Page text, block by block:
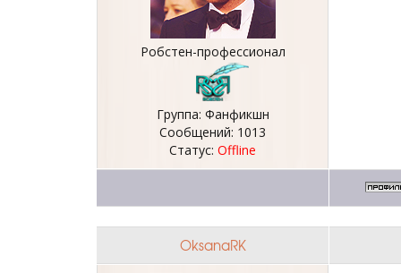
Робстен-профессионал
Группа: Фанфикшн
Сообщений: 1013
Статус: Offline
OksanaRK